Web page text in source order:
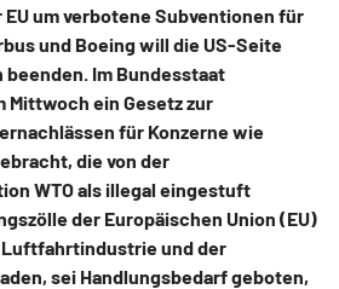
um verbotene Subventionen für
und Boeing will die US-Seite
Im Bundesstaat
Mittwoch ein Gesetz zur
für Konzerne wie
die von der
WTO als illegal eingestuft
der Europäischen Union (EU)
Luftfahrtindustrie und der
sei Handlungsbedarf geboten,